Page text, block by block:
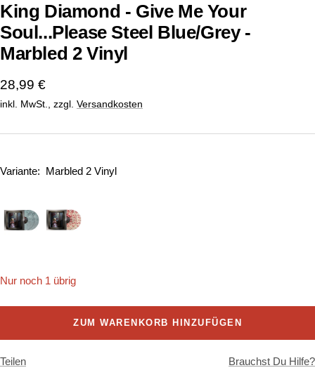
King Diamond - Give Me Your
Soul...Please Steel Blue/Grey -
Marbled 2 Vinyl
Angebotspreis
28,99 €
inkl. MwSt., zzgl. Versandkosten
Variante: Marbled 2 Vinyl
Nur noch 1 übrig
ZUM WARENKORB HINZUFÜGEN
Teilen Brauchst Du Hilfe?